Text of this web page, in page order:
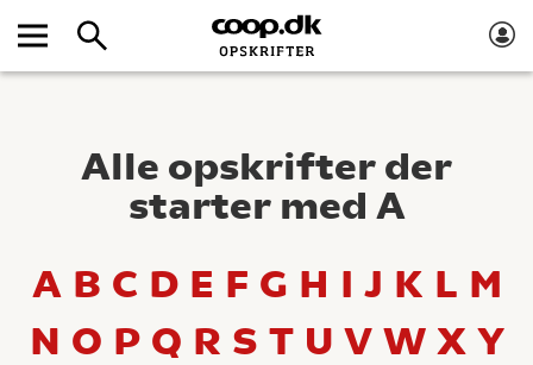
Alle opskrifter der
starter med A
A B C D E F G H I J K L M
N O P Q R S T U V W X Y